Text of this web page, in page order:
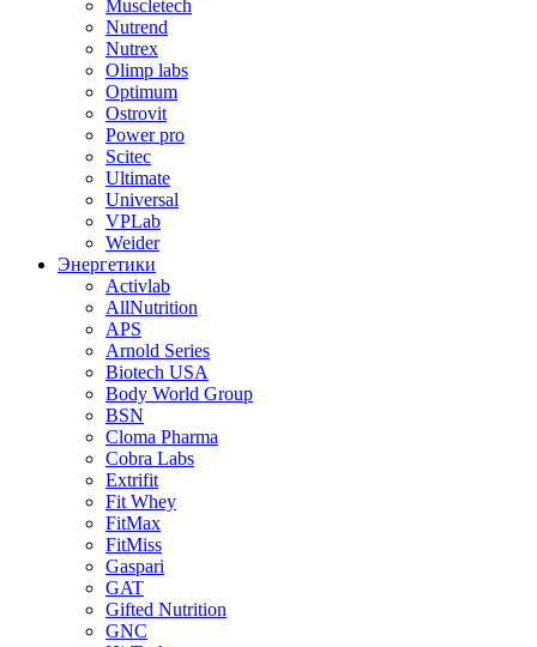
Muscletech
Nutrend
Nutrex
Olimp labs
Optimum
Ostrovit
Power pro
Scitec
Ultimate
Universal
VPLab
Weider
Энергетики
Activlab
AllNutrition
APS
Arnold Series
Biotech USA
Body World Group
BSN
Cloma Pharma
Cobra Labs
Extrifit
Fit Whey
FitMax
FitMiss
Gaspari
GAT
Gifted Nutrition
GNC